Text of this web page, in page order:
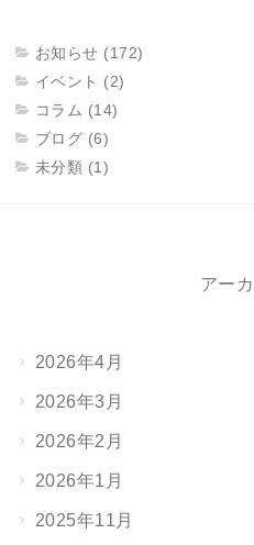
お知らせ (172)
イベント (2)
コラム (14)
ブログ (6)
未分類 (1)
アー
2026年4月
2026年3月
2026年2月
2026年1月
2025年11月